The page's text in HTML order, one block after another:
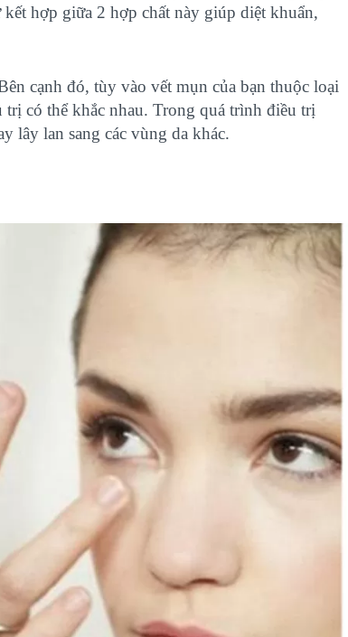
hợp giữa 2 hợp chất này giúp diệt khuẩn,
cạnh đó, tùy vào vết mụn của bạn thuộc loại
có thể khắc nhau. Trong quá trình điều trị
lây lan sang các vùng da khác.